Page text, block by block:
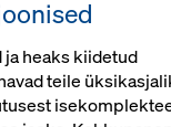
heaks kiidetud
teile